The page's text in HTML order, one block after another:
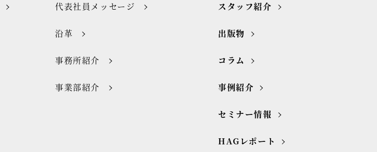
代表社員メッセージ
沿革
事務所紹介
事業部紹介
スタッフ紹介
出版物
コラム
事例紹介
セミナー情報
HAGレポート